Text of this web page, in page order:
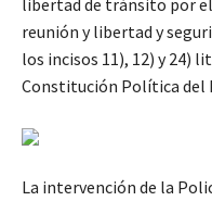
reunión y libertad y
los incisos 11), 12) y 24)
Constitución Política del
La intervención de la